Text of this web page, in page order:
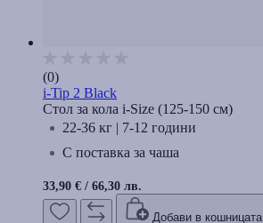
(0)
i-Tip 2 Black
Стол за кола i-Size (125-150 cм)
22-36 кг | 7-12 години
С поставка за чаша
33,90 € / 66,30 лв.
Добави в кошницата